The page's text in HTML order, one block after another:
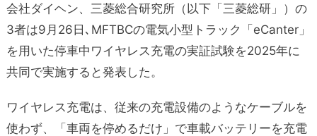
会社ダイヘン、三菱総合研究所（以下「三菱総研」）の
3者は9月26日､MFTBCの電気小型トラック「eCanter」
を用いた停車中ワイヤレス充電の実証試験を2025年に
共同で実施すると発表した。
ワイヤレス充電は、従来の充電設備のようなケーブルを
使わず、「車両を停めるだけ」で車載バッテリーを充電